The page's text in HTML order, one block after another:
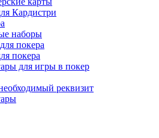
Кардистри
наборы
покера
покера
для игры в покер
реквизит